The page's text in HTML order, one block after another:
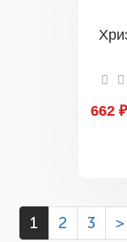
662 ₽
1 2 3 >